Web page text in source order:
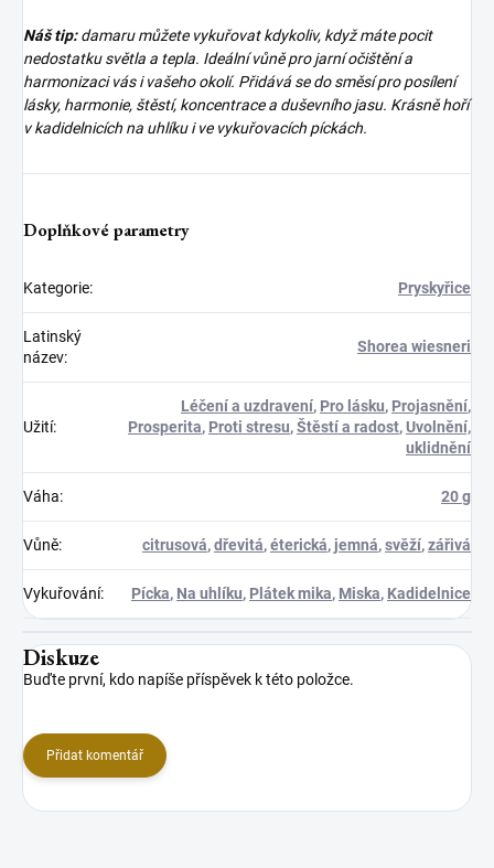
Náš tip:damaru můžete vykuřovat kdykoliv, když máte pocit
nedostatku světla a tepla. Ideální vůně pro jarní očištění a
harmonizaci vás i vašeho okolí. Přidává se do směsí pro posílení
lásky, harmonie, štěstí, koncentrace a duševního jasu. Krásně hoří
v kadidelnicích na uhlíku i ve vykuřovacích píckách.
Doplňkové parametry
Kategorie: Pryskyřice
Latinský
název:
Shorea wiesneri
Užití:
Léčení a uzdravení, Pro lásku, Projasnění,
Prosperita, Proti stresu,Štěstí a radost,Uvolnění,
uklidnění
Váha: 20 g
Vůně: citrusová,dřevitá,éterická, jemná,svěží,zářivá
Vykuřování: Pícka, Na uhlíku, Plátek mika, Miska, Kadidelnice
Diskuze
Buďte první, kdo napíše příspěvek k této položce.
Přidat komentář